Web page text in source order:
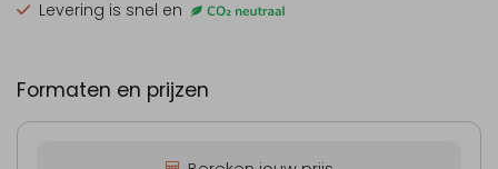
Levering is snel en
Formaten en prijzen